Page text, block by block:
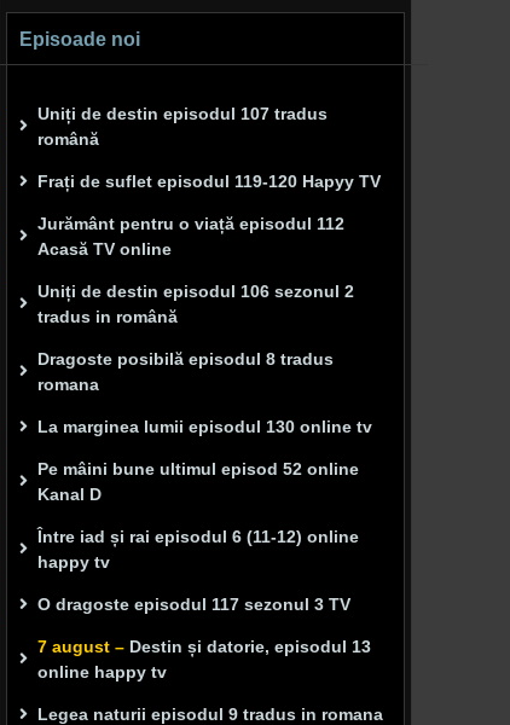
Episoade noi
Uniți de destin episodul 107 tradus
română
Frați de suflet episodul 119-120 Hapyy TV
Jurământ pentru o viață episodul 112
Acasă TV online
Uniți de destin episodul 106 sezonul 2
tradus in română
Dragoste posibilă episodul 8 tradus
romana
La marginea lumii episodul 130 online tv
Pe mâini bune ultimul episod 52 online
Kanal D
Între iad și rai episodul 6 (11-12) online
happy tv
O dragoste episodul 117 sezonul 3 TV
7 august – Destin și datorie, episodul 13
online happy tv
Legea naturii episodul 9 tradus in romana